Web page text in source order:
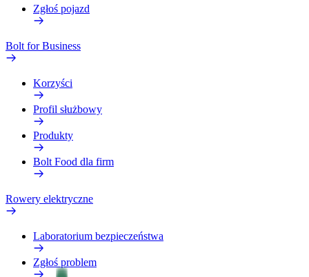
Zgłoś pojazd
Bolt for Business
Korzyści
Profil służbowy
Produkty
Bolt Food dla firm
Rowery elektryczne
Laboratorium bezpieczeństwa
Zgłoś problem